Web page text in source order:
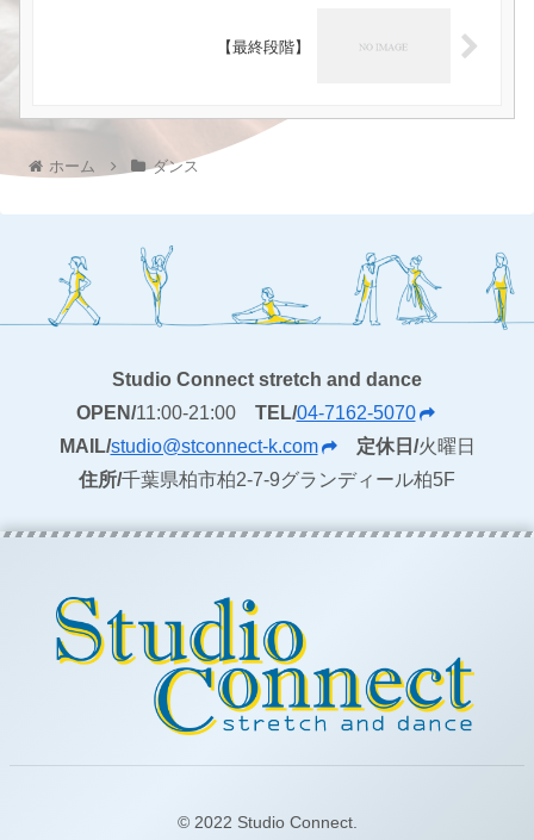
【最終段階】
ホーム ダンス
Studio Connect stretch and dance
OPEN/11:00-21:00 TEL/04-7162-5070
MAIL/studio@stconnect-k.com 定休日/火曜日
住所/千葉県柏市柏2-7-9グランディール柏5F
© 2022 Studio Connect.